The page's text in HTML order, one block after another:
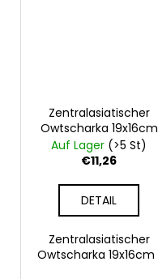
Zentralasiatischer
Owtscharka 19x16cm
Auf Lager (>5 St)
€11,26
DETAIL
Zentralasiatischer
Owtscharka 19x16cm